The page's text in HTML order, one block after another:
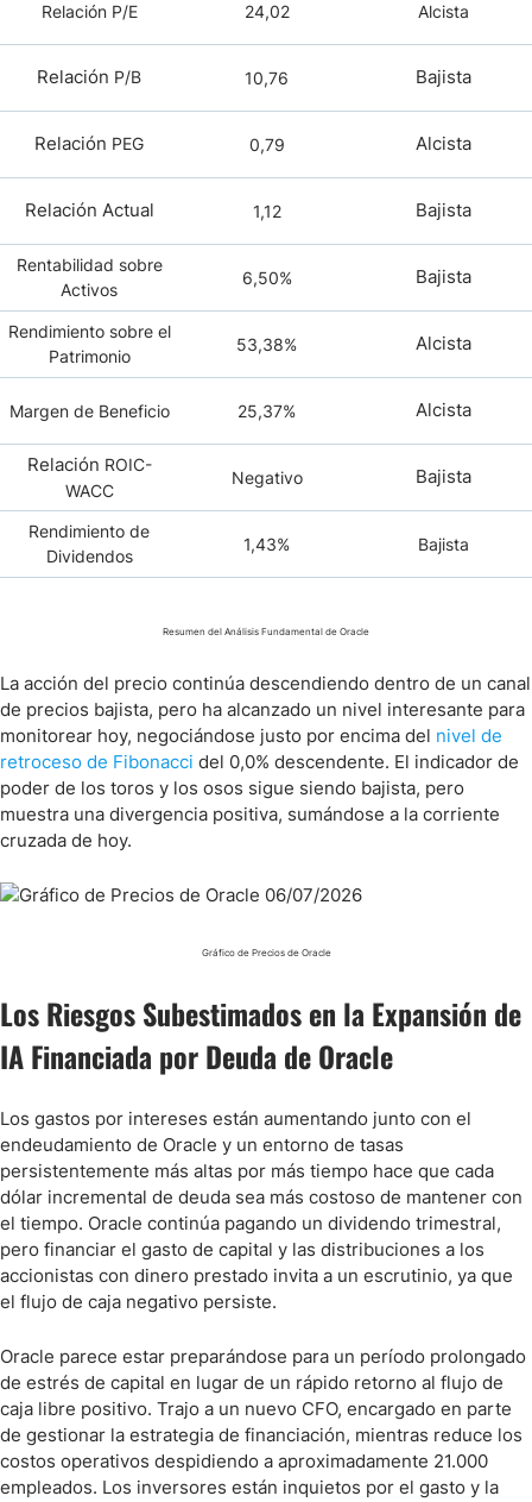
Relación P/E 24,02 Alcista
Relación P/B 10,76 Bajista
Relación PEG 0,79 Alcista
Relación Actual 1,12 Bajista
Rentabilidad sobre
Activos
6,50% Bajista
Rendimiento sobre el
Patrimonio
53,38% Alcista
Margen de Beneficio 25,37% Alcista
Relación ROIC-
WACC
Negativo Bajista
Rendimiento de
Dividendos
1,43% Bajista
Resumen del Análisis Fundamental de Oracle
La acción del precio continúa descendiendo dentro de un canal
de precios bajista, pero ha alcanzado un nivel interesante para
monitorear hoy, negociándose justo por encima del nivel de
retroceso de Fibonacci del 0,0% descendente. El indicador de
poder de los toros y los osos sigue siendo bajista, pero
muestra una divergencia positiva, sumándose a la corriente
cruzada de hoy.
Gráfico de Precios de Oracle
Los Riesgos Subestimados en la Expansión de
IA Financiada por Deuda de Oracle
Los gastos por intereses están aumentando junto con el
endeudamiento de Oracle y un entorno de tasas
persistentemente más altas por más tiempo hace que cada
dólar incremental de deuda sea más costoso de mantener con
el tiempo. Oracle continúa pagando un dividendo trimestral,
pero financiar el gasto de capital y las distribuciones a los
accionistas con dinero prestado invita a un escrutinio, ya que
el flujo de caja negativo persiste.
Oracle parece estar preparándose para un período prolongado
de estrés de capital en lugar de un rápido retorno al flujo de
caja libre positivo. Trajo a un nuevo CFO, encargado en parte
de gestionar la estrategia de financiación, mientras reduce los
costos operativos despidiendo a aproximadamente 21.000
empleados. Los inversores están inquietos por el gasto y la